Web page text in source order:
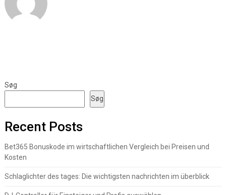
Søg
Søg
Recent Posts
Bet365 Bonuskode im wirtschaftlichen Vergleich bei Preisen und
Kosten
Schlaglichter des tages: Die wichtigsten nachrichten im überblick